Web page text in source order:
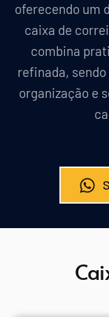
oferecendo um
caixa de
combina
refinada,
organização e